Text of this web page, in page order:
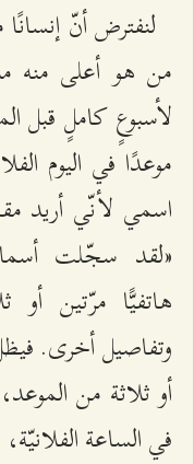
لنفترض أنّ
من هو أعلى منه
لأسبوعٍ كاملٍ قبل
موعدًا في اليوم
اسمي لأنّي أريد
«لقد سجّلت
هاتفيًّا مرّتين أو
وتفاصيل أخرى.
أو ثلاثة من
في الساعة